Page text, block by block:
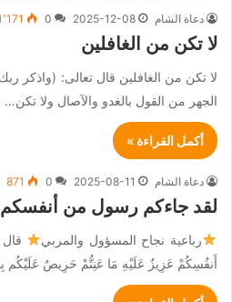
دعاة الشام 2025-12-08
0
لا تكن من الغافلين
لا تكن من الغافلين قال تعالى: (واذكر
الجهر من القول بالغدو والآصال ولا تكن…
أكمل القراءة »
دعاة الشام 2025-08-11
0
871
لقد جاءكم رسول من أنفسكم
رباعية نجاح المسؤول والمربي قال
أَنفُسِكُمْ عَزِيزٌ عَلَيْهِ مَا عَنِتُّمْ حَرِيصٌ عَلَيْكُم